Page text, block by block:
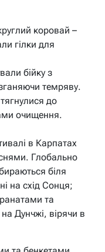
коровай –
гілки для
бійку з
темряву.
до
очищення.
в Карпатах
Глобально
біля
на схід Сонця;
та
Дунчжі, вірячи в